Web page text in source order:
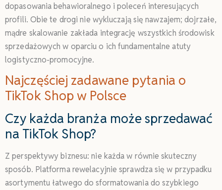
dopasowania behawioralnego i poleceń interesujących
profili. Obie te drogi nie wykluczają się nawzajem; dojrzałe,
mądre skalowanie zakłada integrację wszystkich środowisk
sprzedażowych w oparciu o ich fundamentalne atuty
logistyczno-promocyjne.
Najczęściej zadawane pytania o
TikTok Shop w Polsce
Czy każda branża może sprzedawać
na TikTok Shop?
Z perspektywy biznesu: nie każda w równie skuteczny
sposób. Platforma rewelacyjnie sprawdza się w przypadku
asortymentu łatwego do sformatowania do szybkiego